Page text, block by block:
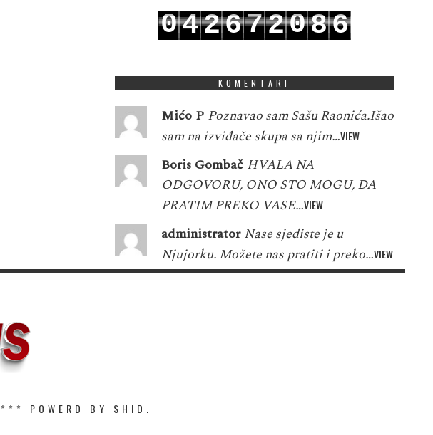
042672086
KOMENTARI
Mićo P Poznavao sam Sašu Raonića.Išao
sam na izviđače skupa sa njim…VIEW
Boris Gombač HVALA NA
ODGOVORU, ONO STO MOGU, DA
PRATIM PREKO VASE…VIEW
administrator Nase sjediste je u
Njujorku. Možete nas pratiti i preko…VIEW
*** POWERD BY SHID.